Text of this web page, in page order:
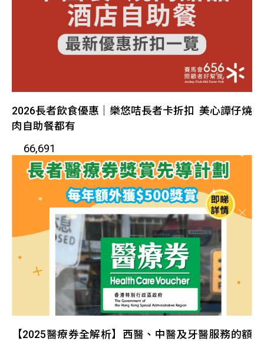
2026長者飲食優惠｜樂悠咭長者卡折扣 美心譚仔燒
肉自助餐都有
66,691
【2025醫療券全解析】西醫、中醫及牙醫服務的額